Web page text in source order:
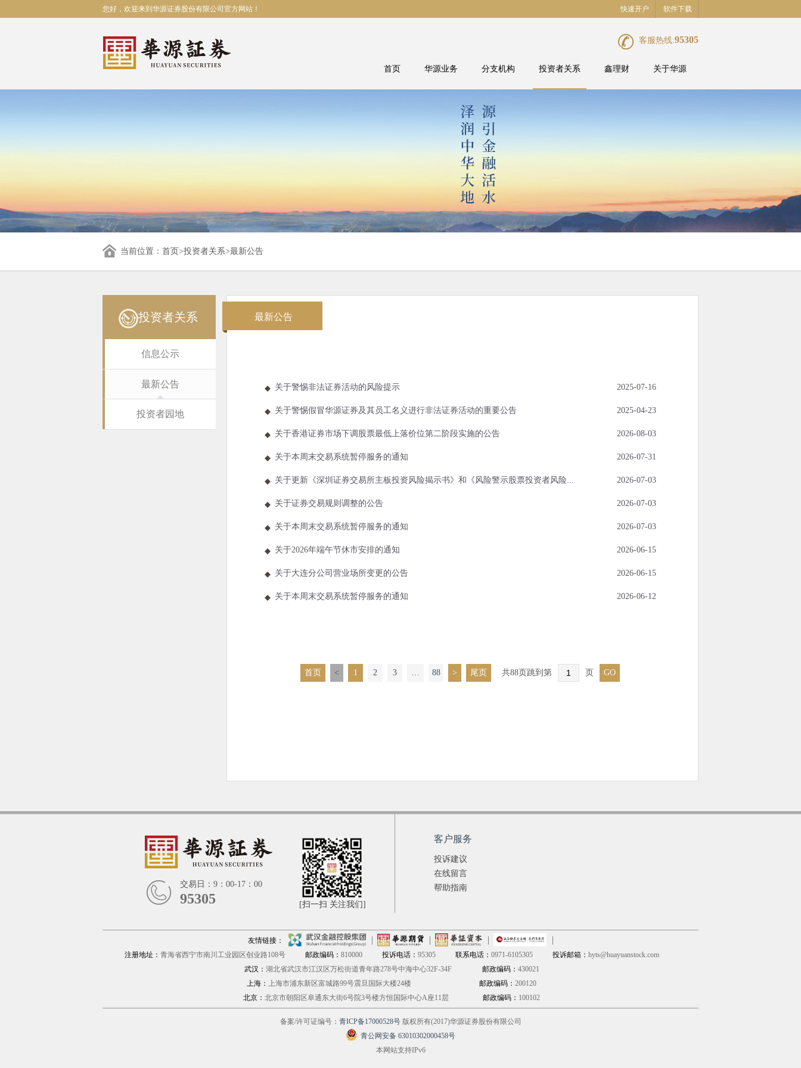
您好，欢迎来到华源证券股份有限公司官方网站！ 快速开户 软件下载
客服热线:95305
首页 华源业务 分支机构 投资者关系 鑫理财 关于华源
当前位置： 首页>投资者关系>最新公告
投资者关系
信息公示
最新公告
投资者园地
最新公告
关于警惕非法证券活动的风险提示 2025-07-16
关于警惕假冒华源证券及其员工名义进行非法证券活动的重要公告 2025-04-23
关于香港证券市场下调股票最低上落价位第二阶段实施的公告 2026-08-03
关于本周末交易系统暂停服务的通知 2026-07-31
关于更新《深圳证券交易所主板投资风险揭示书》和《风险警示股票投资者风险... 2026-07-03
关于证券交易规则调整的公告 2026-07-03
关于本周末交易系统暂停服务的通知 2026-07-03
关于2026年端午节休市安排的通知 2026-06-15
关于大连分公司营业场所变更的公告 2026-06-15
关于本周末交易系统暂停服务的通知 2026-06-12
首页 < 1 2 3 … 88 > 尾页 共88页跳到第 页 GO
交易日：9：00-17：00
95305 [扫一扫 关注我们]
客户服务
投诉建议
在线留言
帮助指南
友情链接：
注册地址： 青海省西宁市南川工业园区创业路108号 邮政编码： 810000 投诉电话： 95305 联系电话： 0971-6105305 投诉邮箱： hyts@huayuanstock.com
武汉： 湖北省武汉市江汉区万松街道青年路278号中海中心32F-34F 邮政编码： 430021
上海： 上海市浦东新区富城路99号震旦国际大楼24楼 邮政编码： 200120
北京： 北京市朝阳区阜通东大街6号院3号楼方恒国际中心A座11层 邮政编码： 100102
备案/许可证编号： 青ICP备17000528号版权所有(2017)华源证券股份有限公司
青公网安备 63010302000458号
本网站支持IPv6